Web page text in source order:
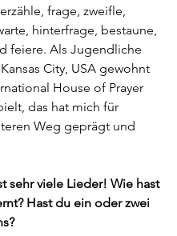
frage, zweifle,
hinterfrage, bestaune,
feiere. Als Jugendliche
City, USA gewohnt
House of Prayer
das hat mich für
Weg geprägt und
sehr viele Lieder! Wie hast
Hast du ein oder zwei